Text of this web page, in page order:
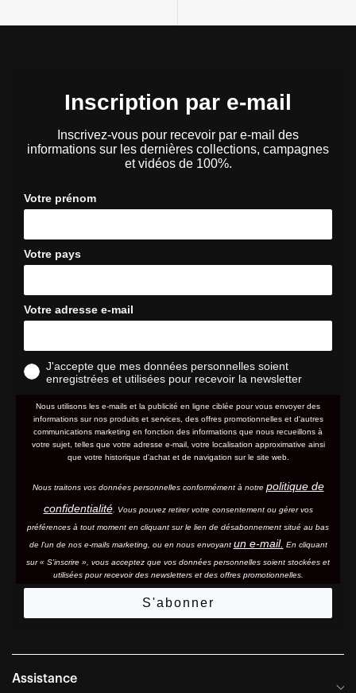
Inscription par e-mail
Inscrivez-vous pour recevoir par e-mail des
informations sur les dernières collections, campagnes
et vidéos de 100%.
Votre prénom
Votre pays
Votre adresse e-mail
J'accepte que mes données personnelles soient
enregistrées et utilisées pour recevoir la newsletter
Nous utilisons les e-mails et la publicité en ligne ciblée pour vous envoyer des
informations sur nos produits et services, des offres promotionnelles et d'autres
communications marketing en fonction des informations que nous recueillons à
votre sujet, telles que votre adresse e-mail, votre localisation approximative ainsi
que votre historique d'achat et de navigation sur le site web.
Nous traitons vos données personnelles conformément à notre politique de
confidentialité. Vous pouvez retirer votre consentement ou gérer vos
préférences à tout moment en cliquant sur le lien de désabonnement situé au bas
de l'un de nos e-mails marketing, ou en nous envoyant un e-mail. En cliquant
sur « S'inscrire », vous acceptez que vos données personnelles soient stockées et
utilisées pour recevoir des newsletters et des offres promotionnelles.
S'abonner
Assistance